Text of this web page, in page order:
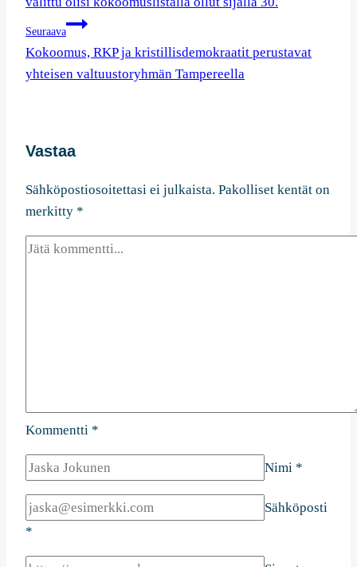
Seuraava
Kokoomus, RKP ja kristillisdemokraatit perustavat
yhteisen valtuustoryhmän Tampereella
Vastaa
Sähköpostiosoitettasi ei julkaista. Pakolliset kentät on
merkitty *
Kommentti *
Nimi *
Sähköposti
*